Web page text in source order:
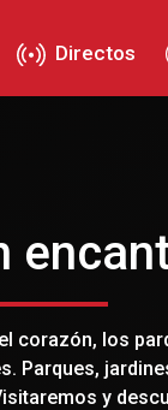
Directos
corazón, los
Parques,
y